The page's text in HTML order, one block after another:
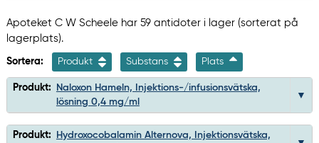
Apoteket C W Scheele har 59 antidoter i lager (sorterat på
lagerplats).
Sortera: Produkt Substans Plats
Produkt:
Naloxon Hameln, Injektions-/infusionsvätska,
lösning 0,4 mg/ml
Produkt:
Hydroxocobalamin Alternova, Injektionsvätska,